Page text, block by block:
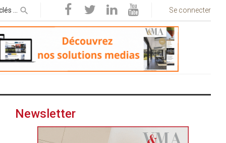
Se connecter
Newsletter